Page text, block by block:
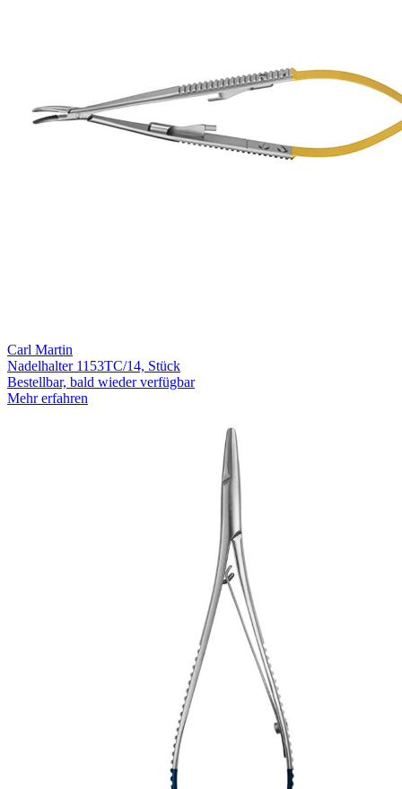
Carl Martin
Nadelhalter 1153TC/14, Stück
Bestellbar, bald wieder verfügbar
Mehr erfahren